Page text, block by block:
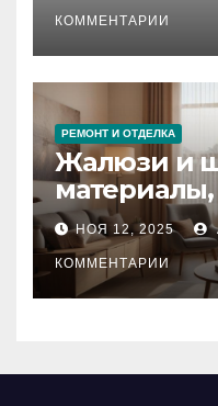
тезауруса
КОММЕНТАРИИ
РЕМОНТ И ОТДЕЛКА
Жалюзи и
НОЯ 12, 2025
КОММЕНТАРИИ